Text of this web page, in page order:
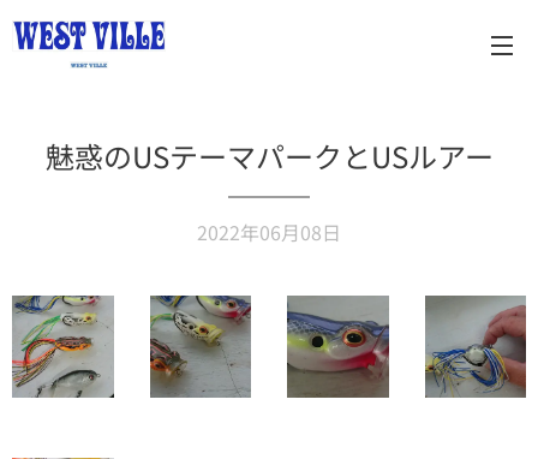
魅惑のUSテーマパークとUSルアー
2022年06月08日